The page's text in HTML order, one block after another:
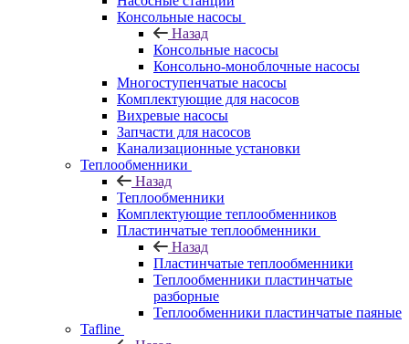
Консольные насосы
Назад
Консольные насосы
Консольно-моноблочные насосы
Многоступенчатые насосы
Комплектующие для насосов
Вихревые насосы
Запчасти для насосов
Канализационные установки
Теплообменники
Назад
Теплообменники
Комплектующие теплообменников
Пластинчатые теплообменники
Назад
Пластинчатые теплообменники
Теплообменники пластинчатые
разборные
Теплообменники пластинчатые паяные
Tafline